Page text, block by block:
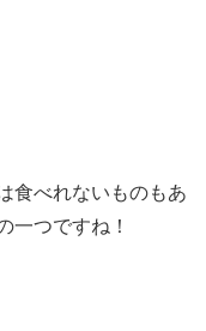
食べれないものもあ
一つですね！